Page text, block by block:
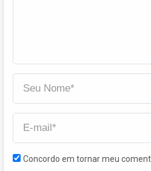
Concordo em tornar meu